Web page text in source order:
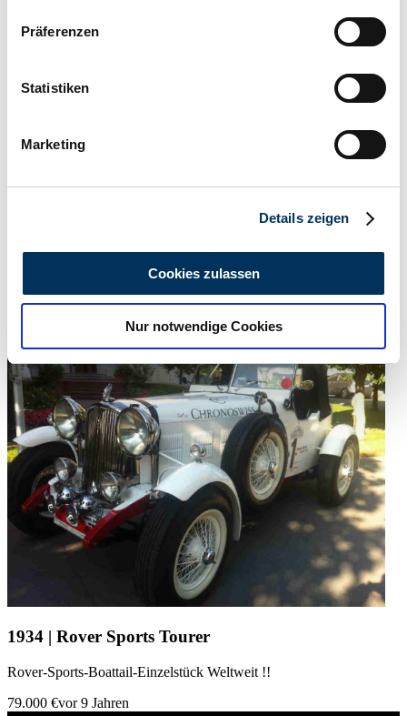
Informationen über Ihre geografische Lage
können
bestimmten Merkmalen (Fingerprinting) identifizieren
Erfahren Sie mehr darüber, wie Ihre persönlichen Daten
analysieren. Außerdem geben wir Informationen zu Ihrer
Verwendung unserer Website an unsere Partner für
soziale Medien, Werbung und Analysen weiter. Unsere
Partner führen diese Informationen möglicherweise mit
weiteren Daten zusammen, die Sie ihnen bereitgestellt
haben oder die sie im Rahmen Ihrer Nutzung der Dienste
gesammelt haben.Datenschutzerklärung
Präferenzen
Statistiken
Marketing
Details zeigen
Cookies zulassen
Nur notwendige Cookies
Händler
1934 | Rover Sports Tourer
Rover-Sports-Boattail-Einzelstück Weltweit !!
79.000 €vor 9 Jahren